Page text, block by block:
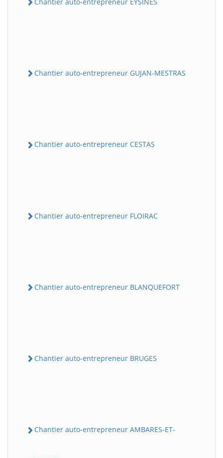
Chantier auto-entrepreneur GUJAN-MESTRAS
Chantier auto-entrepreneur CESTAS
Chantier auto-entrepreneur FLOIRAC
Chantier auto-entrepreneur BLANQUEFORT
Chantier auto-entrepreneur BRUGES
Chantier auto-entrepreneur AMBARES-ET-